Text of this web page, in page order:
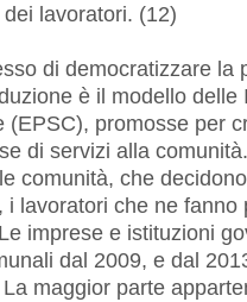
lavoratori. (12)
di democratizzare la
è il modello delle
(EPSC), promosse per
di servizi alla
comunità, che
lavoratori che ne fanno
imprese e istituzioni
dal 2009, e dal
maggior parte